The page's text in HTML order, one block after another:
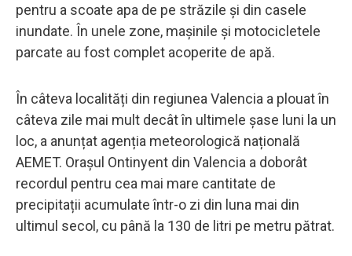
pentru a scoate apa de pe străzile și din casele
inundate. În unele zone, mașinile și motocicletele
parcate au fost complet acoperite de apă.
În câteva localități din regiunea Valencia a plouat în
câteva zile mai mult decât în ultimele șase luni la un
loc, a anunțat agenția meteorologică națională
AEMET. Orașul Ontinyent din Valencia a doborât
recordul pentru cea mai mare cantitate de
precipitații acumulate într-o zi din luna mai din
ultimul secol, cu până la 130 de litri pe metru pătrat.